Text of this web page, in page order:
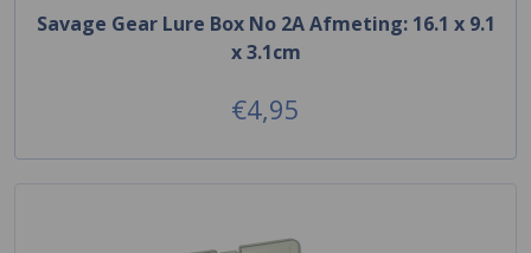
Savage Gear Lure Box No 2A Afmeting: 16.1 x 9.1
x 3.1cm
€4,95